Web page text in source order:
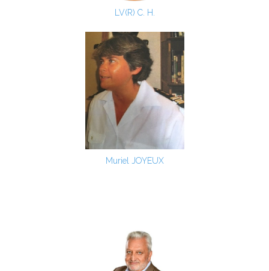
LV(R) C. H.
Muriel JOYEUX